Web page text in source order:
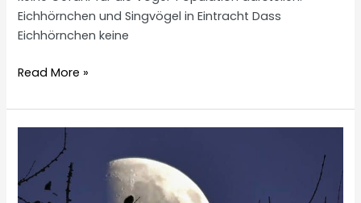
Eichhörnchen und Singvögel in Eintracht Dass
Eichhörnchen keine
Fressen
Vögel
Read More »